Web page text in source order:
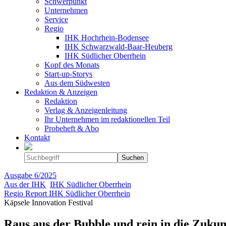
Unternehmen
Service
Regio
IHK Hochrhein-Bodensee
IHK Schwarzwald-Baar-Heuberg
IHK Südlicher Oberrhein
Kopf des Monats
Start-up-Storys
Aus dem Südwesten
Redaktion & Anzeigen
Redaktion
Verlag & Anzeigenleitung
Ihr Unternehmen im redaktionellen Teil
Probeheft & Abo
Kontakt
Ausgabe 6/2025
Aus der IHK IHK Südlicher Oberrhein
Regio Report IHK Südlicher Oberrhein
Käpsele Innovation Festival